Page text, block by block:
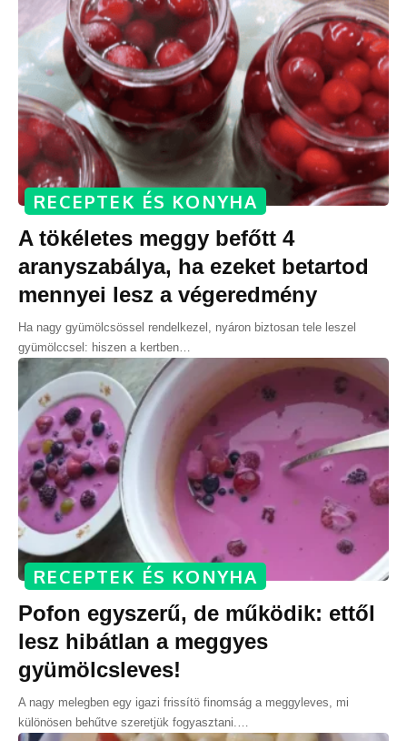
RECEPTEK ÉS KONYHA
A tökéletes meggy befőtt 4
aranyszabálya, ha ezeket betartod
mennyei lesz a végeredmény
Ha nagy gyümölcsössel rendelkezel, nyáron biztosan tele leszel
gyümölccsel: hiszen a kertben
RECEPTEK ÉS KONYHA
Pofon egyszerű, de működik: ettől
lesz hibátlan a meggyes
gyümölcsleves!
A nagy melegben egy igazi frissítö finomság a meggyleves, mi
különösen behűtve szeretjük fogyasztani.